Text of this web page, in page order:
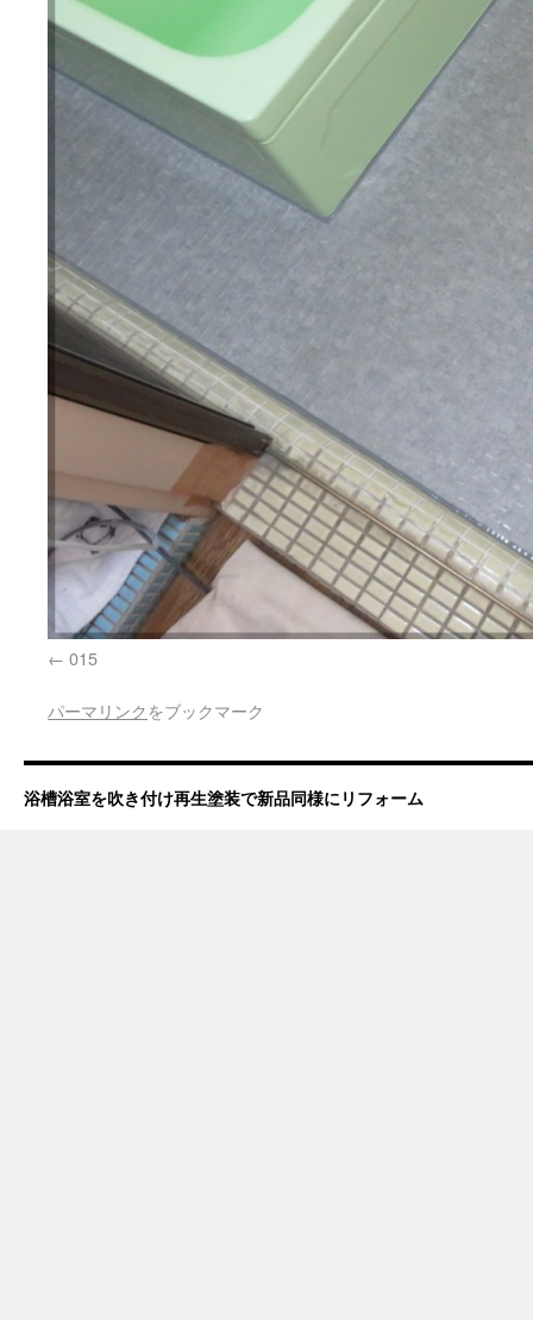
015
パーマリンクをブックマーク
浴槽浴室を吹き付け再生塗装で新品同様にリフォーム